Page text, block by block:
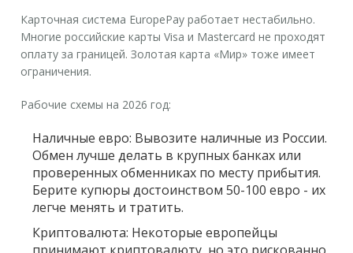
Карточная система EuropePay работает нестабильно.
Многие российские карты Visa и Mastercard не проходят
оплату за границей. Золотая карта «Мир» тоже имеет
ограничения.
Рабочие схемы на 2026 год:
Наличные евро: Вывозите наличные из России.
Обмен лучше делать в крупных банках или
проверенных обменниках по месту прибытия.
Берите купюры достоинством 50-100 евро - их
легче менять и тратить.
Криптовалюта: Некоторые европейцы
принимают криптовалюту, но это рискованно